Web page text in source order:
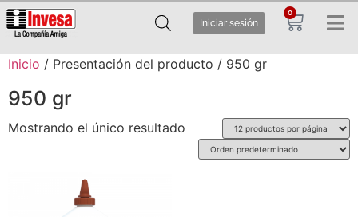
Iniciar sesión
0
Inicio / Presentación del producto / 950 gr
950 gr
Mostrando el único resultado